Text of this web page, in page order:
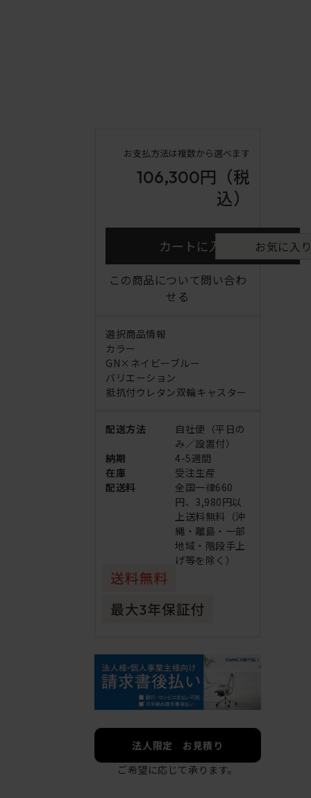
お支払方法は複数から選べます
106,300円 （税
込）
カートに入れる お気に入
この商品について問い合わ
せる
選択商品情報
カラー
GN×ネイビーブルー
バリエーション
抵抗付ウレタン双輪キャスター
配送方法
自社便（平日の
み／設置付）
納期
4-5週間
在庫
受注生産
配送料
全国一律660
円、3,980円以
上送料無料（沖
縄・離島・一部
地域・階段手上
げ等を除く）
法人限定 お見積り
ご希望に応じて承ります。